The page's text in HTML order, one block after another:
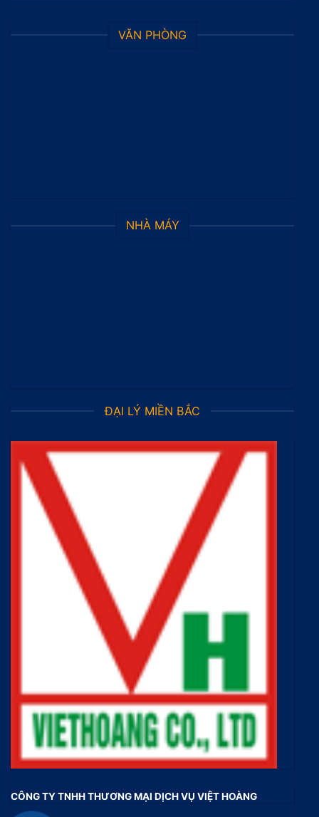
VĂN PHÒNG
NHÀ MÁY
ĐẠI LÝ MIỀN BẮC
CÔNG TY TNHH THƯƠNG MẠI DỊCH VỤ VIỆT HOÀNG